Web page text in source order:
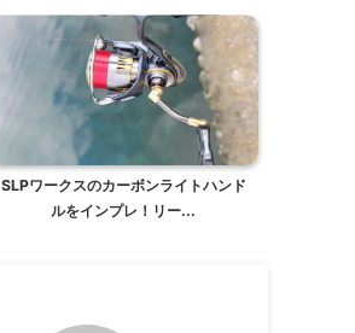
SLPワークスのカーボンライトハンド
ルをインプレ！リー...